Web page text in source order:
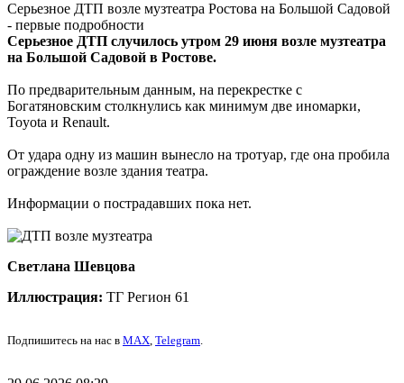
Серьезное ДТП возле музтеатра Ростова на Большой Садовой
- первые подробности
Серьезное ДТП случилось утром 29 июня возле музтеатра
на Большой Садовой в Ростове.
По предварительным данным, на перекрестке с
Богатяновским столкнулись как минимум две иномарки,
Toyota и Renault.
От удара одну из машин вынесло на тротуар, где она пробила
ограждение возле здания театра.
Информации о пострадавших пока нет.
Светлана Шевцова
Иллюстрация: ТГ Регион 61
Подпишитесь на нас в MAX, Telegram.